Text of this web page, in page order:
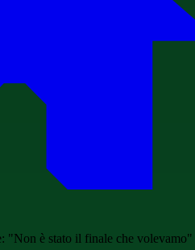
"Non è stato il finale che volevamo"